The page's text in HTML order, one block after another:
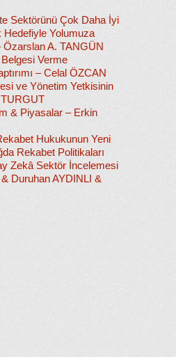
Sektörünü Çok Daha İyi
Hedefiyle Yolumuza
A. TANGÜN
Belgesi Verme
– Celal ÖZCAN
ve Yönetim Yetkisinin
& Piyasalar – Erkin
Hukukunun Yeni
Rekabet Politikaları
Zekâ Sektör İncelemesi
Duruhan AYDINLI &